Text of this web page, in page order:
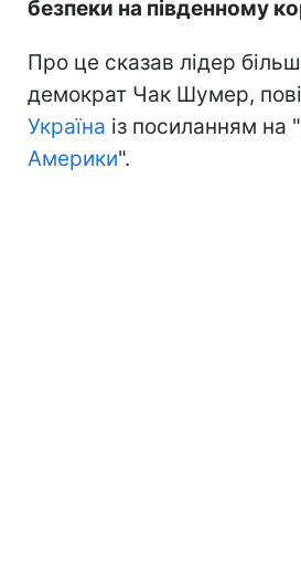
безпеки на південному
Про це сказав лідер
демократ Чак Шумер,
Україна із посиланням на "
Америки".